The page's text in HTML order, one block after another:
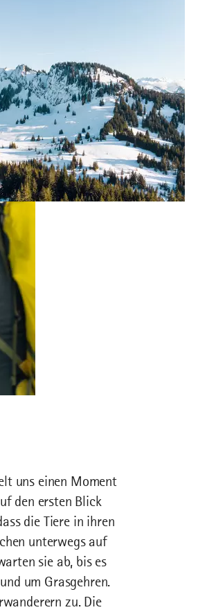
uns einen Moment
den ersten Blick
die Tiere in ihren
unterwegs auf
sie ab, bis es
um Grasgehren.
zu. Die